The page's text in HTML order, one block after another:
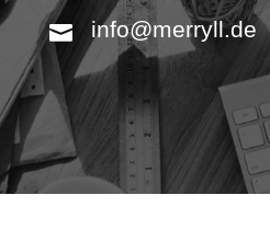
info@merryll.de